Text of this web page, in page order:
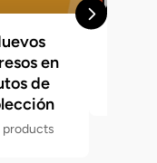
en
de
products